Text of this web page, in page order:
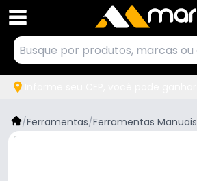
/Ferramentas/Ferramentas Manuais